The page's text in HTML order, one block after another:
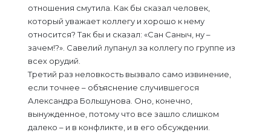
отношения смутила. Как бы сказал человек,
который уважает коллегу и хорошо к нему
относится? Так бы и сказал: «Сан Саныч, ну –
зачем!?». Савелий лупанул за коллегу по группе из
всех орудий.
Третий раз неловкость вызвало само извинение,
если точнее – объяснение случившегося
Александра Большунова. Оно, конечно,
вынужденное, потому что все зашло слишком
далеко – и в конфликте, и в его обсуждении.